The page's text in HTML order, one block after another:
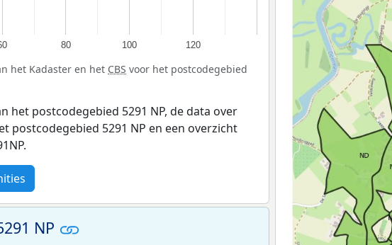
80 100 120
het Kadaster en het CBS voor het postcodegebied
het postcodegebied 5291 NP, de data over
postcodegebied 5291 NP en een overzicht
NP